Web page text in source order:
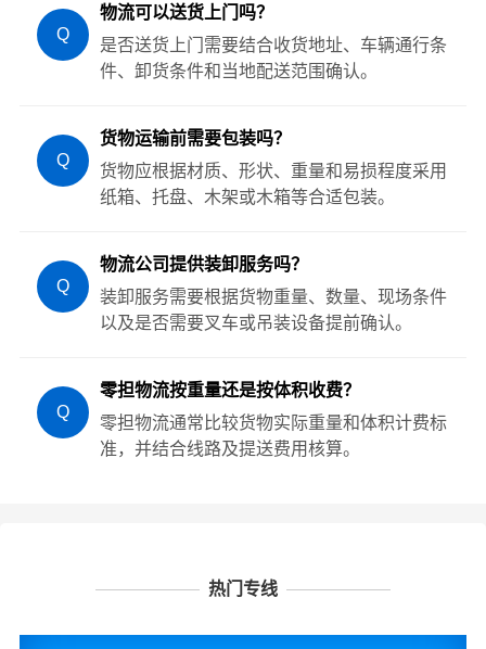
Q
物流可以送货上门吗？
是否送货上门需要结合收货地址、车辆通行条
件、卸货条件和当地配送范围确认。
Q
货物运输前需要包装吗？
货物应根据材质、形状、重量和易损程度采用
纸箱、托盘、木架或木箱等合适包装。
Q
物流公司提供装卸服务吗？
装卸服务需要根据货物重量、数量、现场条件
以及是否需要叉车或吊装设备提前确认。
Q
零担物流按重量还是按体积收费？
零担物流通常比较货物实际重量和体积计费标
准，并结合线路及提送费用核算。
热门专线